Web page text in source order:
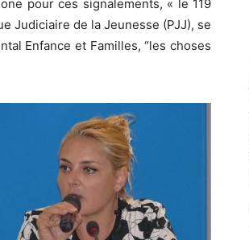
pour ces signalements, « le 119
Judiciaire de la Jeunesse (PJJ), se
Enfance et Familles, “les choses